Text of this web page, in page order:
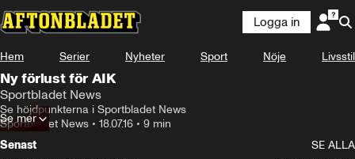
Logga in
Hem Serier Nyheter Sport Nöje Livsstil
Ny förlust för AIK
Sportbladet News
Se höjdpunkterna i Sportbladet News
Sportbladet News • 18.07.16 • 9 min
Se mer
Senast
SE ALLA